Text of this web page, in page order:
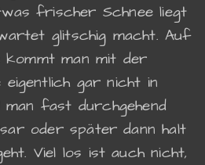
frischer Schnee liegt
glitschig macht. Auf
kommt man mit der
gar nicht in
man fast durchgehend
oder später dann halt
Viel los ist auch nicht,